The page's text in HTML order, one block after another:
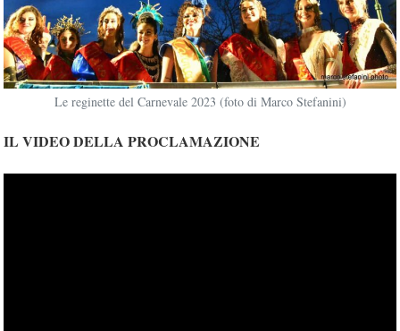
Le reginette del Carnevale 2023 (foto di Marco Stefanini)
IL VIDEO DELLA PROCLAMAZIONE